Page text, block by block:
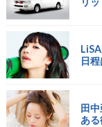
日程
田
あ